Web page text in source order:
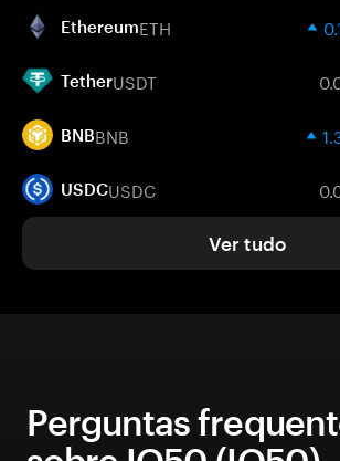
EthereumETH
TetherUSDT
BNBBNB
USDCUSDC
Ver tudo
Perguntas